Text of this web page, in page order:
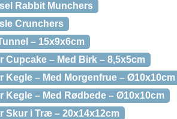
Rabbit Munchers
Crunchers
– 15x9x6cm
Cupcake – Med Birk – 8,5x5cm
Kegle – Med Morgenfrue – Ø10x10cm
Kegle – Med Rødbede – Ø10x10cm
Skur i Træ – 20x14x12cm